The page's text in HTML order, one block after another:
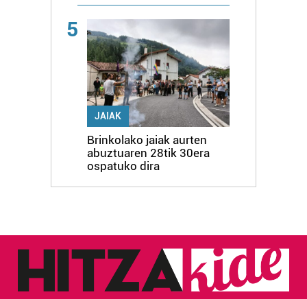
5
JAIAK
Brinkolako jaiak aurten
abuztuaren 28tik 30era
ospatuko dira